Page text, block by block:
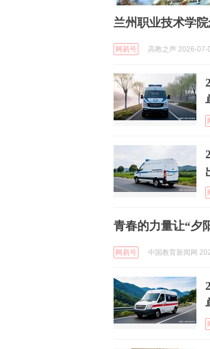
兰州职业技术学
网易号 高教之声 2026-07-
青春的力量让“夕
网易号 中国教育新闻网